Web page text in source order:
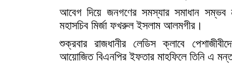
আবেগ দিয়ে জনগণের সমস্যার সমাধান
মহাসচিব মির্জা ফখরুল ইসলাম আলমগীর।
শুক্রবার রাজধানীর লেডিস ক্লাবে
আয়োজিত বিএনপির ইফতার মাহফিলে তিনি এ